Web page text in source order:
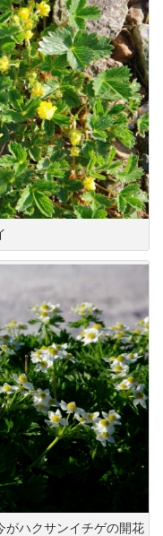
がハクサンイチゲの開花